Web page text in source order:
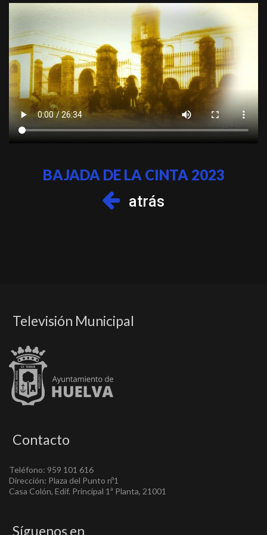
BAJADA DE LA CINTA 2023
atrás
Televisión Municipal
Contacto
Teléfono: 959 101 616
Dirección: Plaza del Punto nº1
Casa Colón, Edif. Principal 1ª Planta, 21001
Síguenos en